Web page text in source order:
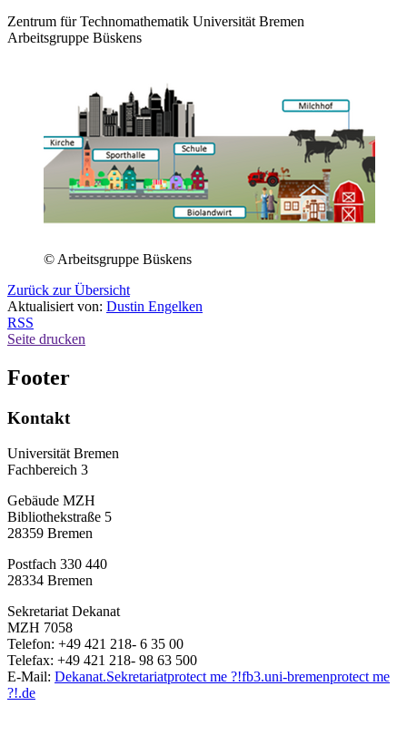
Zentrum für Technomathematik Universität Bremen
Arbeitsgruppe Büskens
© Arbeitsgruppe Büskens
Zurück zur Übersicht
Aktualisiert von: Dustin Engelken
RSS
Seite drucken
Footer
Kontakt
Universität Bremen
Fachbereich 3
Gebäude MZH
Bibliothekstraße 5
28359 Bremen
Postfach 330 440
28334 Bremen
Sekretariat Dekanat
MZH 7058
Telefon: +49 421 218- 6 35 00
Telefax: +49 421 218- 98 63 500
E-Mail: Dekanat.Sekretariatprotect me ?!fb3.uni-bremenprotect me
?!.de